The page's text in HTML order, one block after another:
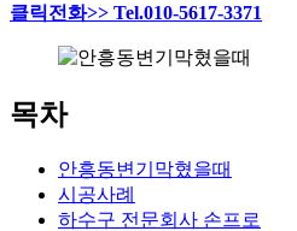
클릭전화>> Tel.010-5617-3371
목차
안흥동변기막혔을때
시공사례
하수구 전문회사 손프로